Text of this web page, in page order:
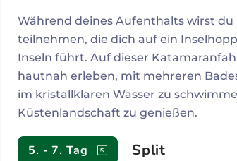
Während deines Aufenthalts wirst
teilnehmen, die dich auf ein
Inseln führt. Auf dieser
hautnah erleben, mit mehreren
im kristallklaren Wasser zu
Küstenlandschaft zu genießen.
5. - 7. Tag Split